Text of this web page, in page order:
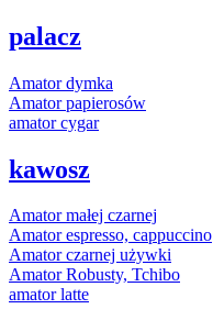
palacz
Amatordymka
Amatorpapierosów
amatorcygar
kawosz
Amatormałej czarnej
Amatorespresso, cappuccino
Amatorczarnej używki
AmatorRobusty, Tchibo
amatorlatte